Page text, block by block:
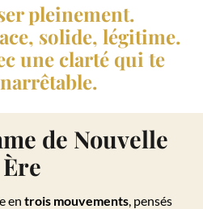
pleinement.
solide, légitime.
une clarté qui te
de Nouvelle
Ère
en trois mouvements, pensés